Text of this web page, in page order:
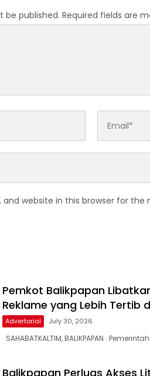
be published. Required fields are
and website in this browser for
Pemkot Balikpapan
Reklame yang Lebih Tertib
Advertorial July 30, 2026
SAHABATKALTIM, BALIKPAPAN :
Balikpapan Perluas Akses